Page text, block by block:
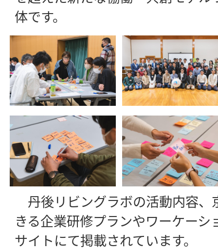
体です。
丹後リビングラボの活動内容、
きる企業研修プランやワーケーシ
サイトにて掲載されています。